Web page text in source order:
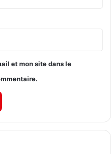
et mon site dans le